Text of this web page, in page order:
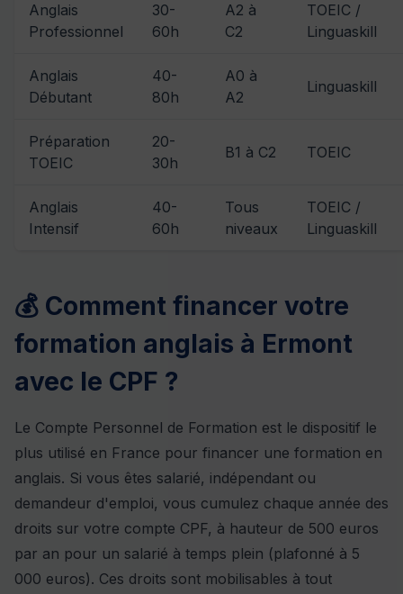
Anglais
Professionnel
30-
60h
A2 à
C2
TOEIC /
Linguaskill
Anglais
Débutant
40-
80h
A0 à
A2
Linguaskill
Préparation
TOEIC
20-
30h
B1 à C2 TOEIC
Anglais
Intensif
40-
60h
Tous
niveaux
TOEIC /
Linguaskill
💰 Comment financer votre
formation anglais à Ermont
avec le CPF ?
Le Compte Personnel de Formation est le dispositif le
plus utilisé en France pour financer une formation en
anglais. Si vous êtes salarié, indépendant ou
demandeur d'emploi, vous cumulez chaque année des
droits sur votre compte CPF, à hauteur de 500 euros
par an pour un salarié à temps plein (plafonné à 5
000 euros). Ces droits sont mobilisables à tout